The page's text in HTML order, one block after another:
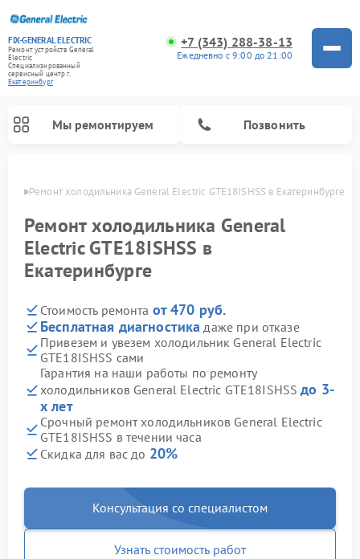
FIX-GENERAL ELECTRIC
Ремонт устройств General
Electric
Специализированный
cервисный центр г.
Екатеринбург
+7 (343) 288-38-13
Ежедневно с 9:00 до 21:00
Мы ремонтируем Позвонить
Ремонт холодильника General Electric GTE18ISHSS в Екатеринбурге
Ремонт холодильника General
Electric GTE18ISHSS в
Екатеринбурге
Стоимость ремонта от 470 руб.
Бесплатная диагностика даже при отказе
Привезем и увезем холодильник General Electric
GTE18ISHSS сами
Гарантия на наши работы по ремонту
холодильников General Electric GTE18ISHSSдо 3-
х лет
Срочный ремонт холодильников General Electric
GTE18ISHSS в течении часа
Скидка для вас до 20%
Консультация со специалистом
Узнать стоимость работ